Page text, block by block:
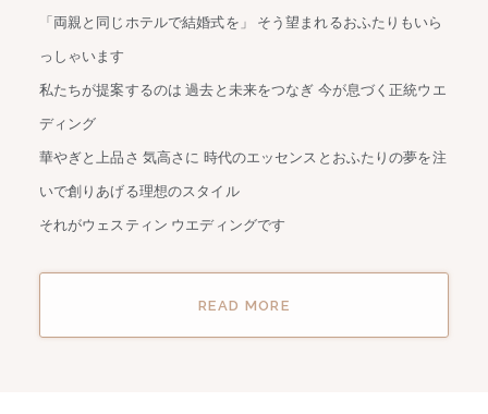
「両親と同じホテルで結婚式を」 そう望まれるおふたりもいら
っしゃいます
私たちが提案するのは 過去と未来をつなぎ 今が息づく正統ウエ
ディング
華やぎと上品さ 気高さに 時代のエッセンスとおふたりの夢を注
いで創りあげる理想のスタイル
それがウェスティン ウエディングです
READ MORE